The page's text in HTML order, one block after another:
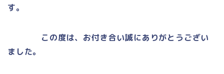
す。
この度は、お付き合い誠にありがとうござい
ました。